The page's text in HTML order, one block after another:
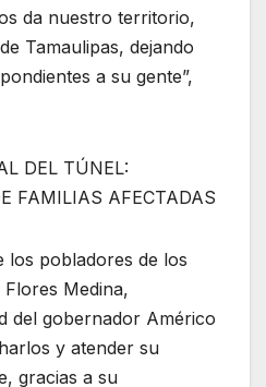
da nuestro territorio,
Tamaulipas, dejando
a su gente”,
DEL TÚNEL:
FAMILIAS AFECTADAS
los pobladores de los
Medina,
del gobernador Américo
y atender su
gracias a su